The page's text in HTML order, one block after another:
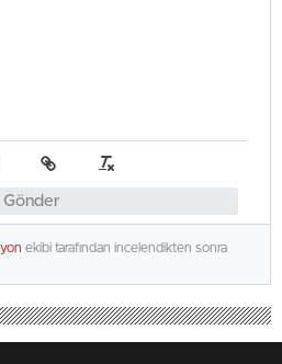
Gönder
ekibi tarafından incelendikten sonra